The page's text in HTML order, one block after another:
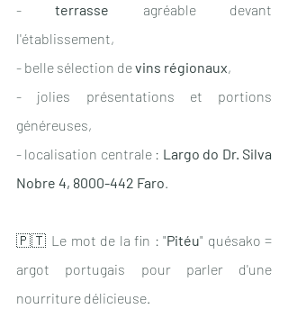
- terrasse agréable devant
l'établissement,
- belle sélection de vins régionaux,
- jolies présentations et portions
généreuses,
- localisation centrale : Largo do Dr. Silva
Nobre 4, 8000-442 Faro.
🇵🇹 Le mot de la fin : "Pitéu" quésako =
argot portugais pour parler d'une
nourriture délicieuse.